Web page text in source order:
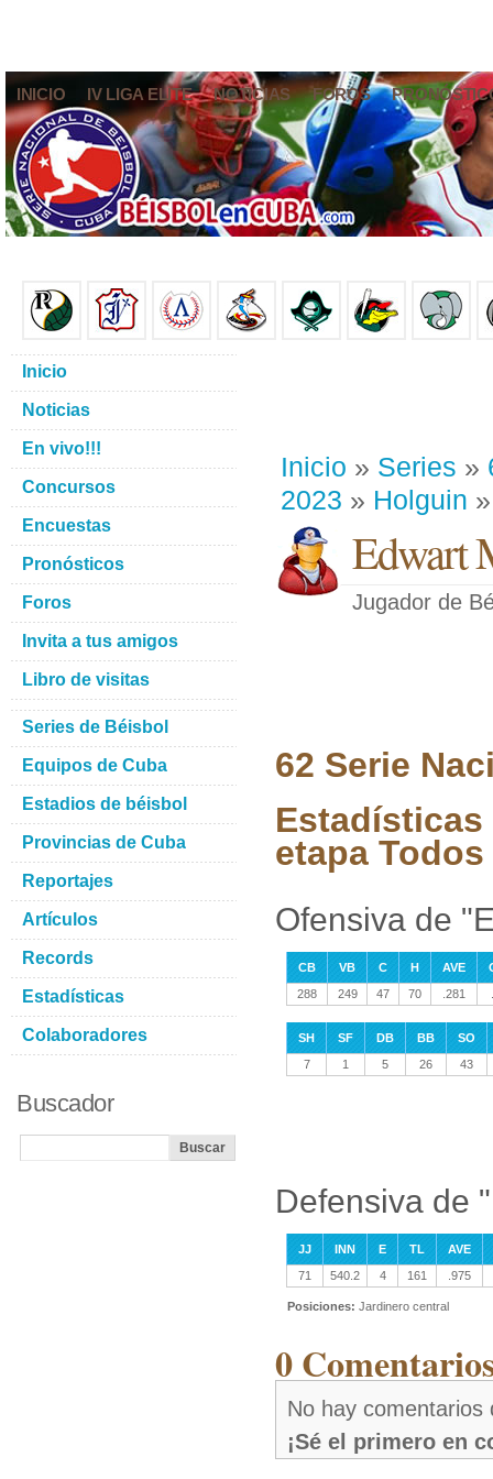
INICIO IV LIGA ELITE NOTICIAS FOROS
Inicio » Series »
2023 » Holguin
Edwart
Jugador de
62 Serie
etapa
Ofensiva de
CB VB C H AVE
288
249 47 70 .281
SH SF DB BB
SO
7
1 5 26 43
Defensiva de
JJ INN E TL
AVE
71
540.2 4 161 .975
Posiciones: Jardinero central
0
No hay comentarios
¡Sé el primero en
Inicio
Noticias
En vivo!!!
Concursos
Encuestas
Pronósticos
Foros
Invita a tus amigos
Libro de visitas
Series de Béisbol
Equipos de Cuba
Estadios de béisbol
Provincias de Cuba
Reportajes
Artículos
Records
Estadísticas
Colaboradores
Buscador